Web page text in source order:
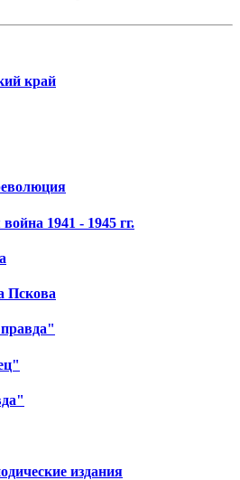
край
1941 - 1945 гг.
Пскова
издания